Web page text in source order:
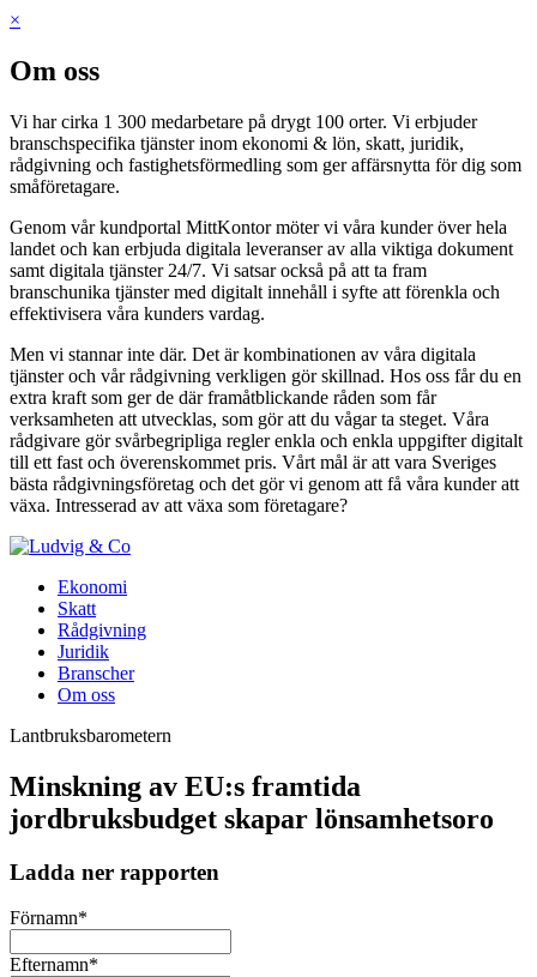
×
Om oss
Vi har cirka 1 300 medarbetare på drygt 100 orter. Vi erbjuder
branschspecifika tjänster inom ekonomi & lön, skatt, juridik,
rådgivning och fastighetsförmedling som ger affärsnytta för dig som
småföretagare.
Genom vår kundportal MittKontor möter vi våra kunder över hela
landet och kan erbjuda digitala leveranser av alla viktiga dokument
samt digitala tjänster 24/7. Vi satsar också på att ta fram
branschunika tjänster med digitalt innehåll i syfte att förenkla och
effektivisera våra kunders vardag.
Men vi stannar inte där. Det är kombinationen av våra digitala
tjänster och vår rådgivning verkligen gör skillnad. Hos oss får du en
extra kraft som ger de där framåtblickande råden som får
verksamheten att utvecklas, som gör att du vågar ta steget. Våra
rådgivare gör svårbegripliga regler enkla och enkla uppgifter digitalt
till ett fast och överenskommet pris. Vårt mål är att vara Sveriges
bästa rådgivningsföretag och det gör vi genom att få våra kunder att
växa. Intresserad av att växa som företagare?
Ekonomi
Skatt
Rådgivning
Juridik
Branscher
Om oss
Lantbruksbarometern
Minskning av EU:s framtida
jordbruksbudget skapar lönsamhetsoro
Ladda ner rapporten
Förnamn*
Efternamn*